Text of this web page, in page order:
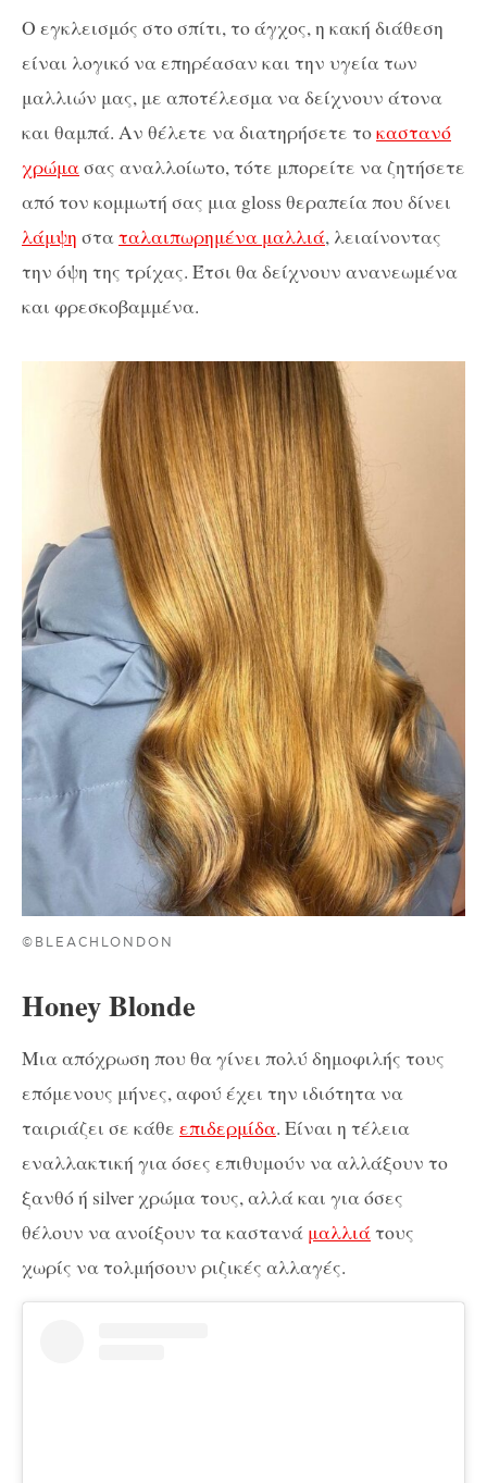
Ο εγκλεισμός στο σπίτι, το άγχος, η κακή διάθεση
είναι λογικό να επηρέασαν και την υγεία των
μαλλιών μας, με αποτέλεσμα να δείχνουν άτονα
και θαμπά. Αν θέλετε να διατηρήσετε τοκαστανό
χρώμασας αναλλοίωτο, τότε μπορείτε να ζητήσετε
από τον κομμωτή σας μια gloss θεραπεία που δίνει
λάμψη σταταλαιπωρημένα μαλλιά, λειαίνοντας
την όψη της τρίχας. Έτσι θα δείχνουν ανανεωμένα
και φρεσκοβαμμένα.
©BLEACHLONDON
Honey Blonde
Μια απόχρωση που θα γίνει πολύ δημοφιλής τους
επόμενους μήνες, αφού έχει την ιδιότητα να
ταιριάζει σε κάθε επιδερμίδα. Είναι η τέλεια
εναλλακτική για όσες επιθυμούν να αλλάξουν το
ξανθό ή silver χρώμα τους, αλλά και για όσες
θέλουν να ανοίξουν τα καστανά μαλλιάτους
χωρίς να τολμήσουν ριζικές αλλαγές.